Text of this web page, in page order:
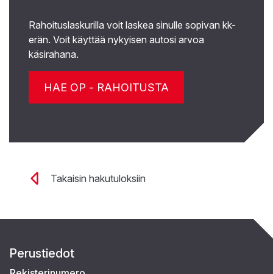
Rahoituslaskurilla voit laskea sinulle sopivan kk-
erän. Voit käyttää nykyisen autosi arvoa
käsirahana.
HAE OP - RAHOITUSTA
Takaisin hakutuloksiin
Perustiedot